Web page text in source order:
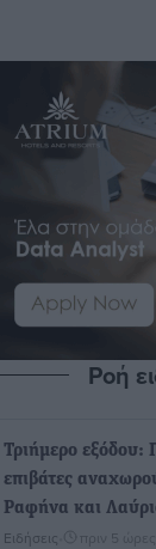
Ροή
Τριήμερο
επιβάτες
Ραφήνα και
Ειδήσεις πριν 5 ώρες